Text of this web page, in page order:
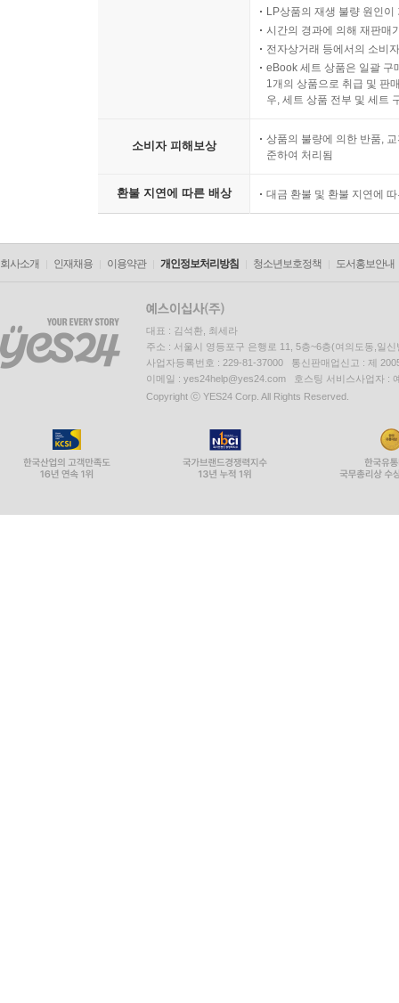
LP상품의 재생 불량 원인
시간의 경과에 의해 재판매
전자상거래 등에서의 소비
eBook 세트 상품은 일괄 구
1개의 상품으로 취급 및 판
우, 세트 상품 전부 및 세트
소비자 피해보상
상품의 불량에 의한 반품,
준하여 처리됨
환불 지연에 따른 배상 대금 환불 및 환불 지연에
회사소개 인재채용 이용약관 개인정보처리방침 청소년보호정책 도서홍보안내
대표 : 김석환, 최세라
주소 : 서울시 영등포구 은행로 11, 5층~6층(여의도동,일신
사업자등록번호 : 229-81-37000 통신판매업신고 : 제
이메일 : yes24help@yes24.com 호스팅 서비스사업자 :
Copyright ⓒ YES24 Corp. All Rights Reserved.